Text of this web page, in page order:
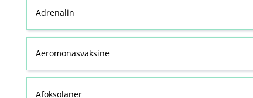
Adrenalin
Aeromonasvaksine
Afoksolaner